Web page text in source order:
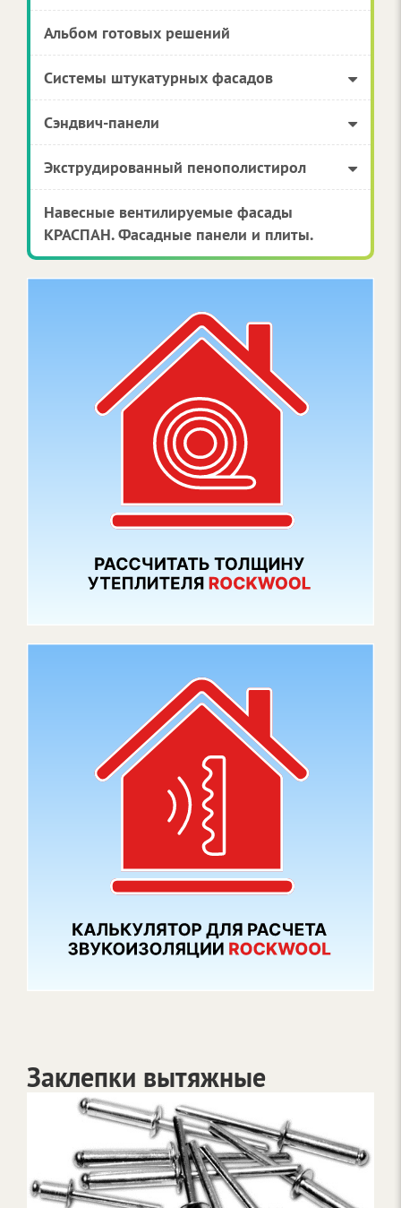
Альбом готовых решений
Системы штукатурных фасадов
Сэндвич-панели
Экструдированный пенополистирол
Навесные вентилируемые фасады
КРАСПАН. Фасадные панели и плиты.
Заклепки вытяжные